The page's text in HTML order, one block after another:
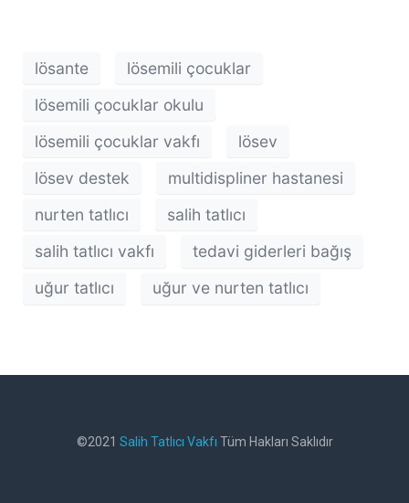
lösante
lösemili çocuklar
lösemili çocuklar okulu
lösemili çocuklar vakfı
lösev
lösev destek
multidispliner hastanesi
nurten tatlıcı
salih tatlıcı
salih tatlıcı vakfı
tedavi giderleri bağış
uğur tatlıcı
uğur ve nurten tatlıcı
©2021 Salih Tatlıcı Vakfı Tüm Hakları Saklıdır